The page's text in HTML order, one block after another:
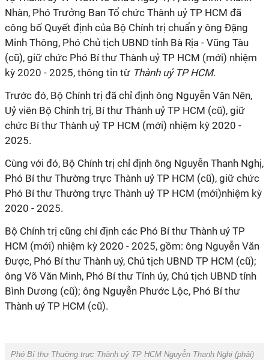
Nhàn, Phó Trưởng Ban Tổ chức Thành uỷ TP HCM đã
công bố Quyết định của Bộ Chính trị chuẩn y ông Đặng
Minh Thông, Phó Chủ tịch UBND tỉnh Bà Rịa - Vũng Tàu
(cũ), giữ chức Phó Bí thư Thành uỷ TP HCM (mới) nhiệm
kỳ 2020 - 2025, thông tin từ Thành uỷ TP HCM.
Trước đó, Bộ Chính trị đã chỉ định ông Nguyễn Văn Nên,
Uỷ viên Bộ Chính trị, Bí thư Thành uỷ TP HCM (cũ), giữ
chức Bí thư Thành uỷ TP HCM (mới) nhiệm kỳ 2020 -
2025.
Cùng với đó, Bộ Chính trị chỉ định ông Nguyễn Thanh Nghị,
Phó Bí thư Thường trực Thành uỷ TP HCM (cũ), giữ chức
Phó Bí thư Thường trực Thành uỷ TP HCM (mới)nhiệm kỳ
2020 - 2025.
Bộ Chính trị cũng chỉ định các Phó Bí thư Thành uỷ TP
HCM (mới) nhiệm kỳ 2020 - 2025, gồm: ông Nguyễn Văn
Được, Phó Bí thư Thành uỷ, Chủ tịch UBND TP HCM (cũ);
ông Võ Văn Minh, Phó Bí thư Tỉnh ủy, Chủ tịch UBND tỉnh
Bình Dương (cũ); ông Nguyễn Phước Lộc, Phó Bí thư
Thành uỷ TP HCM (cũ).
Phó Bí thư Thường trực Thành uỷ TP HCM Nguyễn Thanh Nghị (phải)